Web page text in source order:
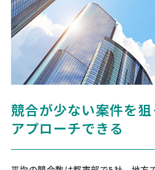
競合が少ない案件を狙
アプローチできる
[依頼・相談したい業務内容] 縫製 加工
帽子 [素材] 生地 繊維 [依頼・相談した
の立ち上げにあたり、OEM生産のパー
ポロシャツやモックネック、パンツ、
【カバンの留め具
総額予算 相談して決めたい
[ご要望] 見積もり希望 [依頼・相談し
目] 建具 [素材] メープル ブナ スプルー